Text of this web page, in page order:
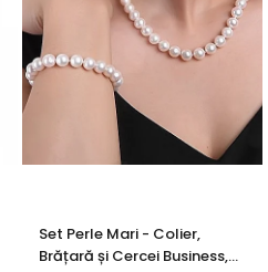
Set Perle Mari - Colier,
Brățară și Cercei Business,